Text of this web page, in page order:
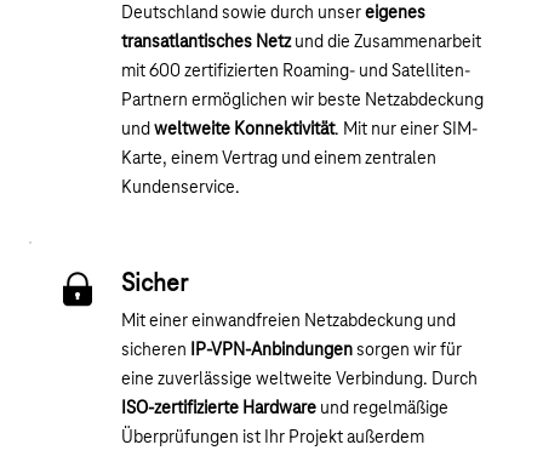
Deutschland sowie durch unsereigenes
transatlantisches Netzund die Zusammenarbeit
mit 600 zertifizierten Roaming- und Satelliten-
Partnern ermöglichen wir beste Netzabdeckung
und weltweite Konnektivität. Mit nur einer SIM-
Karte, einem Vertrag und einem zentralen
Kundenservice.
Sicher
Mit einer einwandfreien Netzabdeckung und
sicheren IP-VPN-Anbindungensorgen wir für
eine zuverlässige weltweite Verbindung. Durch
ISO-zertifizierte Hardware und regelmäßige
Überprüfungen ist Ihr Projekt außerdem